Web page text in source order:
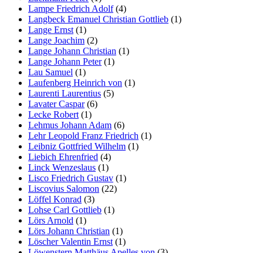
Lampe Friedrich Adolf(4)
Langbeck Emanuel Christian Gottlieb (1)
Lange Ernst (1)
Lange Joachim (2)
Lange Johann Christian (1)
Lange Johann Peter(1)
Lau Samuel (1)
Laufenberg Heinrich von (1)
Laurenti Laurentius (5)
Lavater Caspar(6)
Lecke Robert (1)
Lehmus Johann Adam (6)
Lehr Leopold Franz Friedrich (1)
Leibniz Gottfried Wilhelm (1)
Liebich Ehrenfried (4)
Linck Wenzeslaus (1)
Lisco Friedrich Gustav (1)
Liscovius Salomon (22)
Löffel Konrad (3)
Lohse Carl Gottlieb (1)
Lörs Arnold (1)
Lörs Johann Christian (1)
Löscher Valentin Ernst (1)